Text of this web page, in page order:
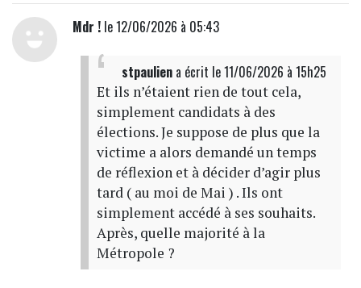
Mdr !le 12/06/2026 à 05:43
stpauliena écrit le 11/06/2026 à 15h25
Et ils n’étaient rien de tout cela,
simplement candidats à des
élections. Je suppose de plus que la
victime a alors demandé un temps
de réflexion et à décider d’agir plus
tard ( au moi de Mai ) . Ils ont
simplement accédé à ses souhaits.
Après, quelle majorité à la
Métropole ?